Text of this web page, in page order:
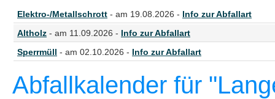
Elektro-/Metallschrott - am 19.08.2026 - Info zur Abfallart
Altholz - am 11.09.2026 - Info zur Abfallart
Sperrmüll - am 02.10.2026 - Info zur Abfallart
Abfallkalender für